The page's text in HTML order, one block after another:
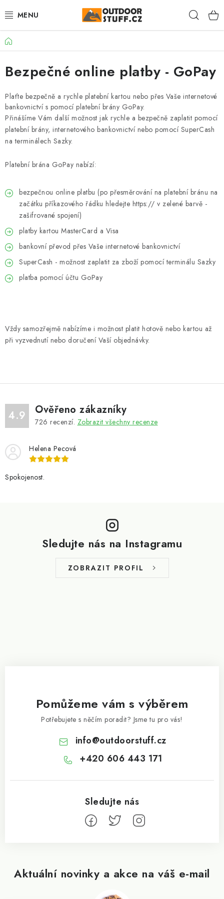
na
🏕️VÝPRODEJ
CAMPING A TURISTIKA
VAŘIČE A NÁDOBÍ
BUSHCRAFT
JÍDLO NA CESTY
Outdoor blog Věrnostní program
Způsob dopravy a platby
Obchodní podmínky
Podmínky ochrany osobních údajů
Domů
Bezpečné online platby - GoPay
Plaťte bezpečně a rychle platební kartou nebo přes Vaše internetové
bankovnictví s pomocí platební brány GoPay.
Přinášíme Vám další možnost jak rychle a bezpečně zaplatit pomocí
platební brány, internetového bankovnictví nebo pomocí SuperCash
na terminálech Sazky.
Platební brána GoPay nabízí:
bezpečnou online platbu (po přesměrování na platební bránu na
začátku příkazového řádku hledejte https:// v zelené barvě -
zašifrované spojení)
platby kartou MasterCard a Visa
bankovní převod přes Vaše internetové bankovnictví
SuperCash - možnost zaplatit za zboží pomocí terminálu Sazky
platba pomocí účtu GoPay
Vždy samozřejmě nabízíme i možnost platit hotově nebo kartou až
při vyzvednutí nebo doručení Vaší objednávky.
4.9 Ověřeno zákazníky
726 recenzí. Zobrazit všechny recenze
Helena Pecová
Spokojenost.
Sledujte nás na Instagramu
ZOBRAZIT PROFIL
Aktuální novinky a akce na váš e-mail
Pomůžeme vám s výběrem
Potřebujete s něčím poradit? Jsme tu pro vás!
info@outdoorstuff.cz
+420 606 443 171